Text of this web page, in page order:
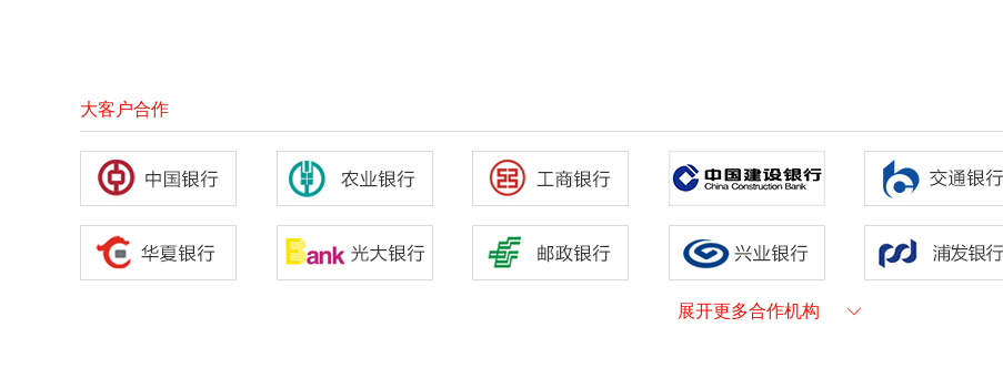
大客户合作
展开更多合作机构